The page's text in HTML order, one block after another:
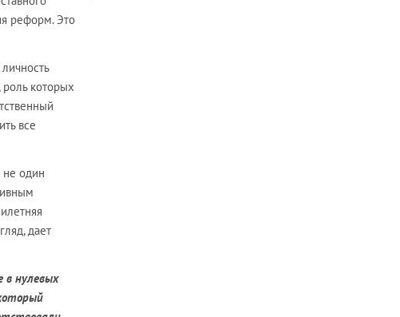
реформ. Это
роль которых
все
не один
дает
в нулевых